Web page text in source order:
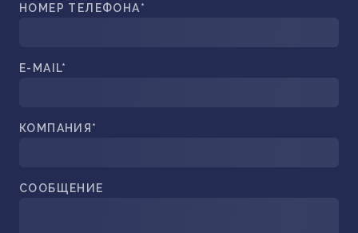
НОМЕР ТЕЛЕФОНА*
E-MAIL*
КОМПАНИЯ*
СООБЩЕНИЕ